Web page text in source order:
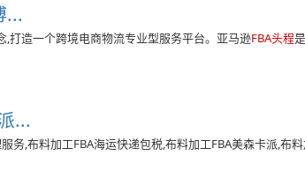
...
打造一个跨境电商物流专业型服务平台。亚马逊FBA头程
...
务,布料加工FBA海运快递包税,布料加工FBA美森卡派,布